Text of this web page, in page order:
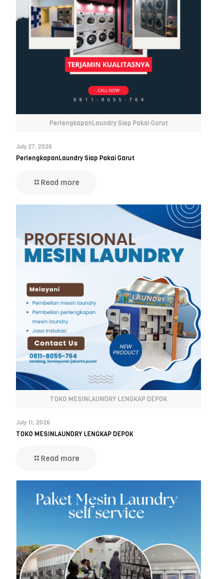
PerlengkapanLaundry Siap Pakai Garut
July 27, 2026
PerlengkapanLaundry Siap Pakai Garut
Read more
TOKO MESINLAUNDRY LENGKAP DEPOK
July 11, 2026
TOKO MESINLAUNDRY LENGKAP DEPOK
Read more